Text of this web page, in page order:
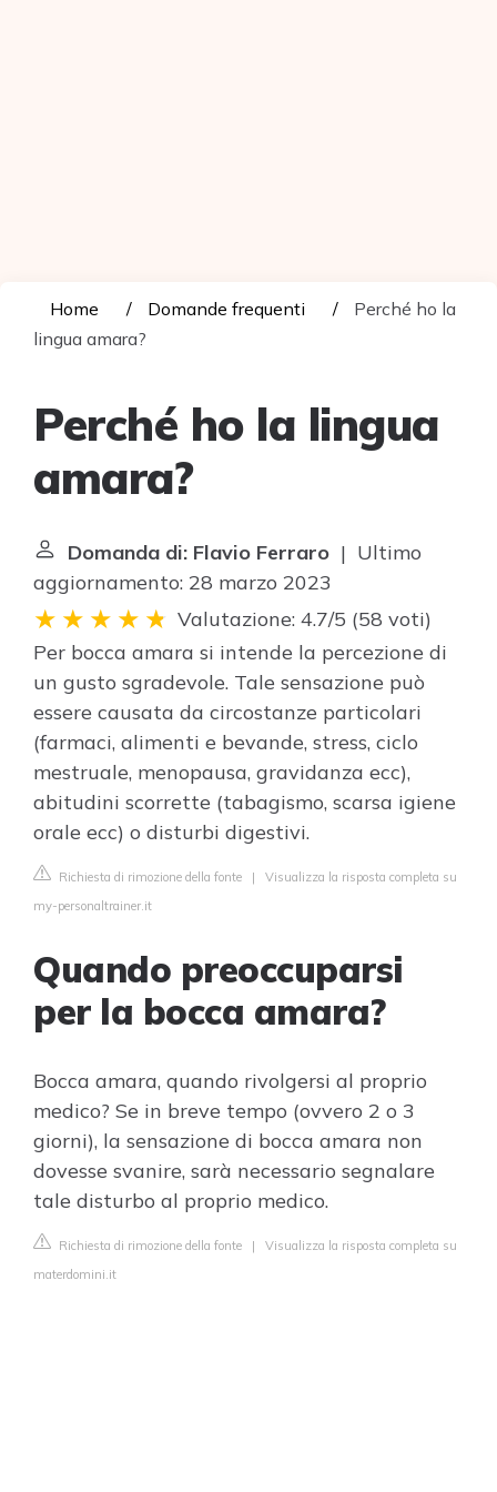
Home Domande frequenti
Perché ho la
lingua amara?
Perché ho la lingua
amara?
Domanda di: Flavio Ferraro | Ultimo
aggiornamento: 28 marzo 2023
Valutazione: 4.7/5 (58 voti)
Per bocca amara si intende la percezione di
un gusto sgradevole. Tale sensazione può
essere causata da circostanze particolari
(farmaci, alimenti e bevande, stress, ciclo
mestruale, menopausa, gravidanza ecc),
abitudini scorrette (tabagismo, scarsa igiene
orale ecc) o disturbi digestivi.
Richiesta di rimozione della fonte | Visualizza la risposta completa su
my-personaltrainer.it
Quando preoccuparsi
per la bocca amara?
Bocca amara, quando rivolgersi al proprio
medico? Se in breve tempo (ovvero 2 o 3
giorni), la sensazione di bocca amara non
dovesse svanire, sarà necessario segnalare
tale disturbo al proprio medico.
Richiesta di rimozione della fonte | Visualizza la risposta completa su
materdomini.it